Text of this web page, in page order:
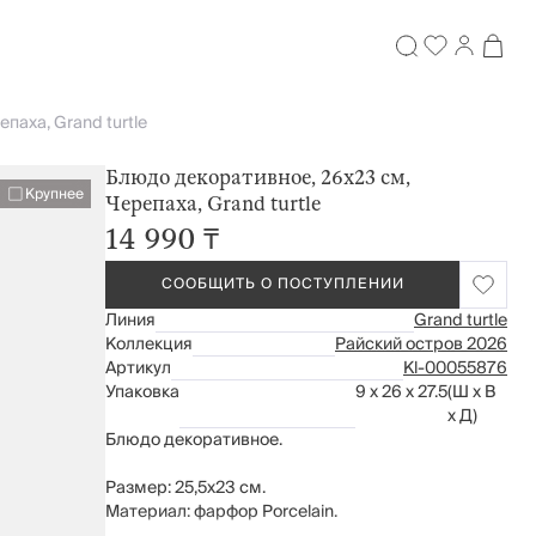
Grand turtle
Крупнее
Блюдо декоративное, 26х23 см,
Черепаха, Grand turtle
14 990 ₸
СООБЩИТЬ О ПОСТУПЛЕНИИ
Линия
Grand turtle
Коллекция
Райский остров 2026
Артикул
Kl-00055876
Упаковка
9 x 26 x 27.5(Ш x В
x Д)
Блюдо декоративное.
Размер: 25,5х23 см.
Материал: фарфор Porcelain.